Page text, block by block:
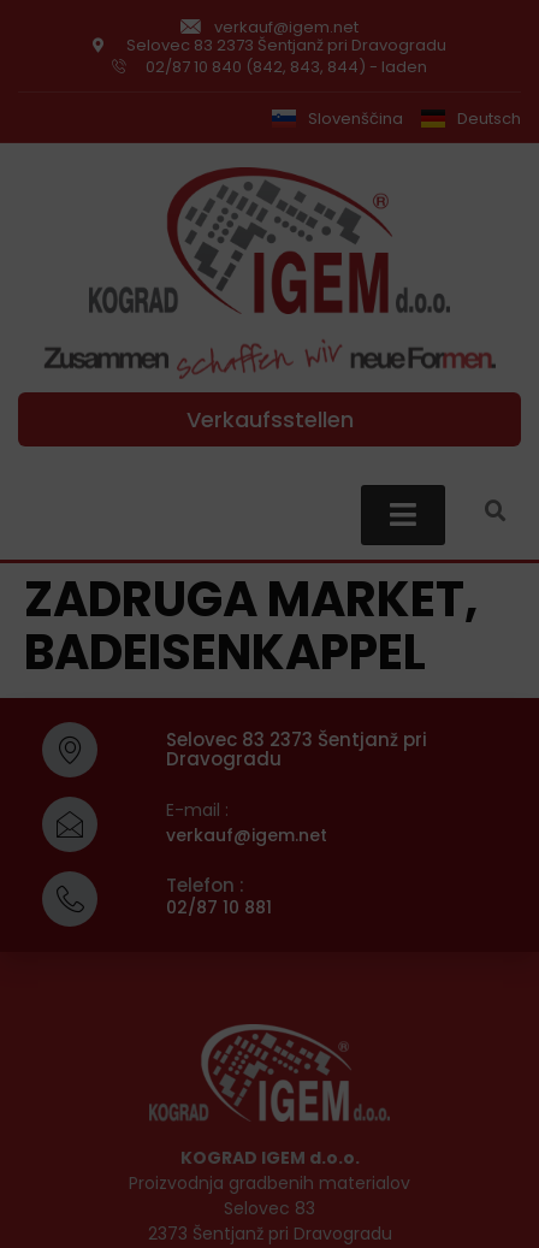
verkauf@igem.net
Selovec 83 2373 Šentjanž pri Dravogradu
02/87 10 840 (842, 843, 844) - laden
Slovenščina Deutsch
Verkaufsstellen
ZADRUGA MARKET,
BADEISENKAPPEL
Selovec 83 2373 Šentjanž pri
Dravogradu
E-mail :
verkauf@igem.net
Telefon :
02/87 10 881
KOGRAD IGEM d.o.o.
Proizvodnja gradbenih materialov
Selovec 83
2373 Šentjanž pri Dravogradu